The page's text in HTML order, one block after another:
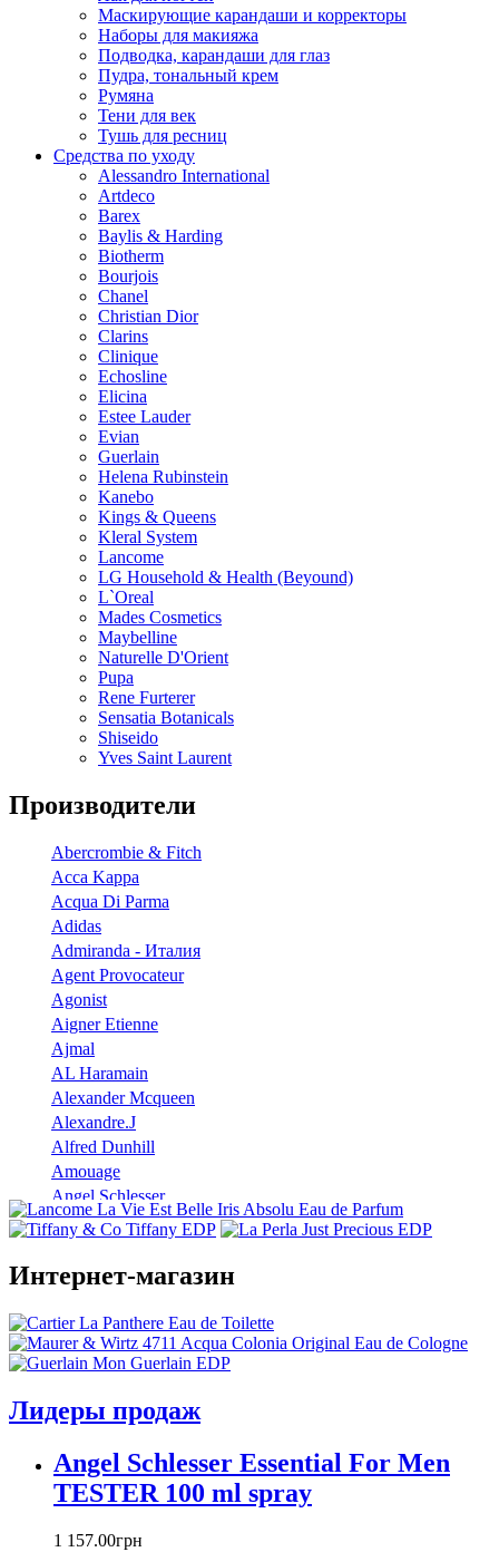
Маскирующие карандаши и корректоры
Наборы для макияжа
Подводка, карандаши для глаз
Пудра, тональный крем
Румяна
Тени для век
Тушь для ресниц
Средства по уходу
Alessandro International
Artdeco
Barex
Baylis & Harding
Biotherm
Bourjois
Chanel
Christian Dior
Clarins
Clinique
Echosline
Elicina
Estee Lauder
Evian
Guerlain
Helena Rubinstein
Kanebo
Kings & Queens
Kleral System
Lancome
LG Household & Health (Beyound)
L`Oreal
Mades Cosmetics
Maybelline
Naturelle D'Orient
Pupa
Rene Furterer
Sensatia Botanicals
Shiseido
Yves Saint Laurent
Производители
Abercrombie & Fitch
Acca Kappa
Acqua Di Parma
Adidas
Admiranda - Италия
Agent Provocateur
Agonist
Aigner Etienne
Ajmal
AL Haramain
Alexander Mcqueen
Alexandre.J
Alfred Dunhill
Amouage
Angel Schlesser
Anna Sui
Annayake
Annick Goutal
Antonio Banderas
Aramis
Armaf
Armand Basi
Azzaro
Baldinini
Banana Republic
Betty Barclay
Интернет-магазин
Лидеры продаж
Angel Schlesser Essential For Men
TESTER 100 ml spray
1 157.00грн